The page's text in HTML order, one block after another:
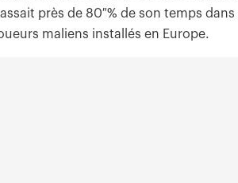
près de 80 % de son temps dans
maliens installés en Europe.